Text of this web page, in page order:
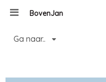
BovenJan
Home
Ga naar..